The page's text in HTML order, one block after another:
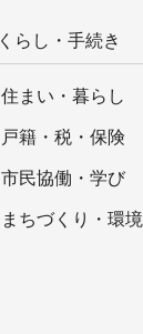
くらし・手続き
住まい・暮らし
戸籍・税・保険
市民協働・学び
まちづくり・環境